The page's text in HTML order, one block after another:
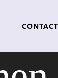
CONTACT